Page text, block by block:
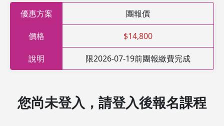
優惠方案 團報價
價格 $14,800
說明 限2026-07-19前團報繳費完成
您尚未登入，請登入後報名課程